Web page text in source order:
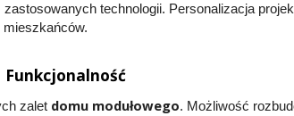
technologii. Personalizacja
mieszkańców.
Funkcjonalność
zalet domu modułowego. Możliwość